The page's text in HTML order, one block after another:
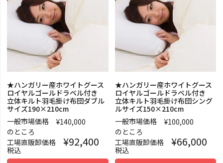
★ハンガリー産ホワイトグース
ロイヤルゴールドラベル付き
立体キルト羽毛掛け布団ダブル
サイズ190×210cm
一般市場価格
¥140,000
のところ
工場直販卸価格
¥92,400
税込
★ハンガリー産ホワイトグース
ロイヤルゴールドラベル付き
立体キルト羽毛掛け布団シング
ルサイズ150×210cm
一般市場価格
¥100,000
のところ
工場直販卸価格
¥66,000
税込